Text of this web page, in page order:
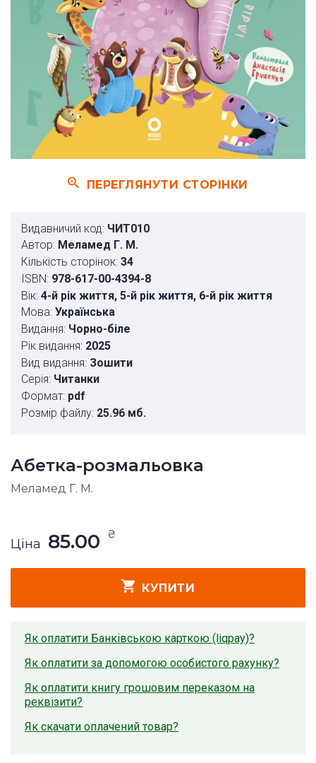
ПЕРЕГЛЯНУТИ СТОРІНКИ
Видавничий код: ЧИТ010
Автор: Меламед Г. М.
Кількість сторінок: 34
ISBN: 978-617-00-4394-8
Вік: 4-й рік життя, 5-й рік життя, 6-й рік життя
Мова: Українська
Видання: Чорно-біле
Рік видання: 2025
Вид видання: Зошити
Серія: Читанки
Формат: pdf
Розмір файлу: 25.96 мб.
Абетка-розмальовка
Меламед Г. М.
Ціна 85.00 ₴
КУПИТИ
Як оплатити Банківською карткою (liqpay)?
Як оплатити за допомогою особистого рахунку?
Як оплатити книгу грошовим переказом на
реквізити?
Як скачати оплачений товар?